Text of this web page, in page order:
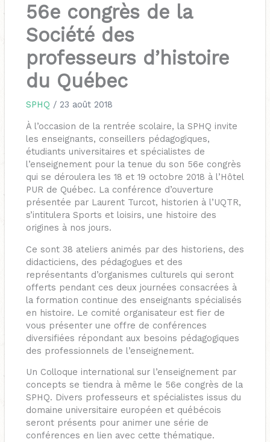
56e congrès de la
Société des
professeurs d’histoire
du Québec
SPHQ / 23 août 2018
À l’occasion de la rentrée scolaire, la SPHQ invite
les enseignants, conseillers pédagogiques,
étudiants universitaires et spécialistes de
l’enseignement pour la tenue du son 56e congrès
qui se déroulera les 18 et 19 octobre 2018 à l’Hôtel
PUR de Québec. La conférence d’ouverture
présentée par Laurent Turcot, historien à l’UQTR,
s’intitulera Sports et loisirs, une histoire des
origines à nos jours.
Ce sont 38 ateliers animés par des historiens, des
didacticiens, des pédagogues et des
représentants d’organismes culturels qui seront
offerts pendant ces deux journées consacrées à
la formation continue des enseignants spécialisés
en histoire. Le comité organisateur est fier de
vous présenter une offre de conférences
diversifiées répondant aux besoins pédagogiques
des professionnels de l’enseignement.
Un Colloque international sur l’enseignement par
concepts se tiendra à même le 56e congrès de la
SPHQ. Divers professeurs et spécialistes issus du
domaine universitaire européen et québécois
seront présents pour animer une série de
conférences en lien avec cette thématique.